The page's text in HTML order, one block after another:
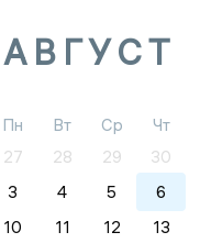
АВГУСТ
Пн Вт Ср Чт
27
28 29 30
3
4 5 6
10
11 12 13